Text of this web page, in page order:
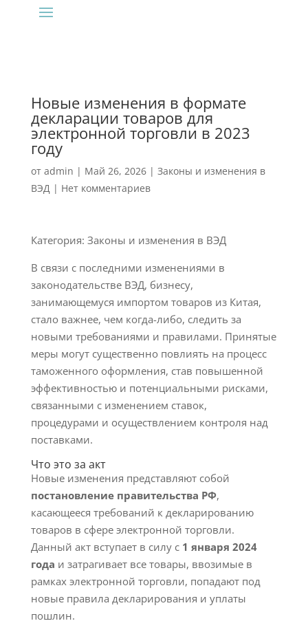
Новые изменения в формате
декларации товаров для
электронной торговли в 2023
году
от admin | Май 26, 2026| Законы и изменения в
ВЭД| Нет комментариев
Категория: Законы и изменения в ВЭД
В связи с последними изменениями в
законодательстве ВЭД, бизнесу,
занимающемуся импортом товаров из Китая,
стало важнее, чем когда-либо, следить за
новыми требованиями и правилами. Принятые
меры могут существенно повлиять на процесс
таможенного оформления, став повышенной
эффективностью и потенциальными рисками,
связанными с изменением ставок,
процедурами и осуществлением контроля над
поставками.
Что это за акт
Новые изменения представляют собой
постановление правительства РФ,
касающееся требований к декларированию
товаров в сфере электронной торговли.
Данный акт вступает в силу с 1 января 2024
года и затрагивает все товары, ввозимые в
рамках электронной торговли, попадают под
новые правила декларирования и уплаты
пошлин.